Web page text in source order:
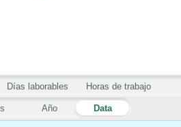
Año Data
Días laborables Horas de trabajo